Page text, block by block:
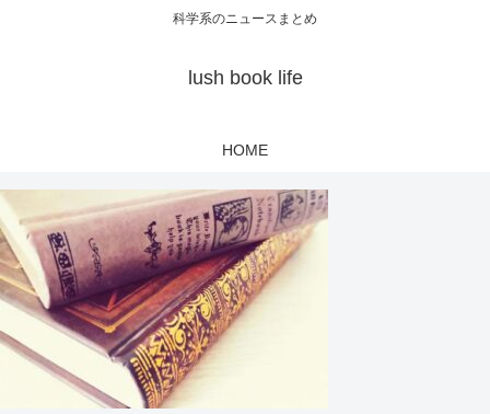
科学系のニュースまとめ
lush book life
HOME